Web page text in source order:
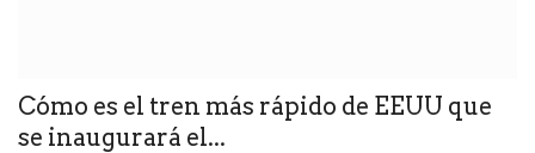
Cómo es el tren más rápido de EEUU que
se inaugurará el...